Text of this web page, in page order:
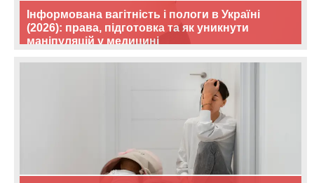
Інформована вагітність і пологи в Україні
(2026): права, підготовка та як уникнути
маніпуляцій у медицині